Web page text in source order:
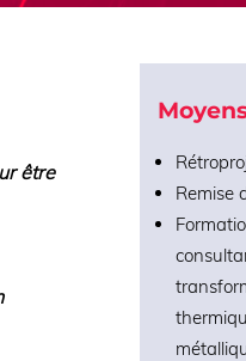
être
Remise